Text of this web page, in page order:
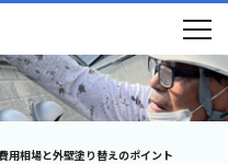
用相場と外壁塗り替えのポイント